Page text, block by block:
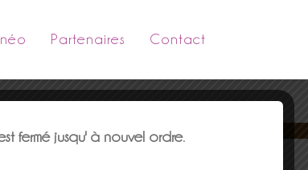
Partenaires Contact
fermé jusqu' à nouvel ordre.